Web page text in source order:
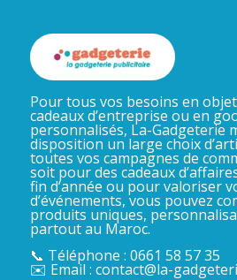
Pour tous vos besoins en
cadeaux d’entreprise ou en
personnalisés, La-Gadgeterie
disposition un large choix
toutes vos campagnes de
soit pour des cadeaux
fin d’année ou pour valoriser
d’événements, vous pouvez
produits uniques,
partout au Maroc.
📞 Téléphone : 0661 58 57 35
✉️ Email : contact@la-